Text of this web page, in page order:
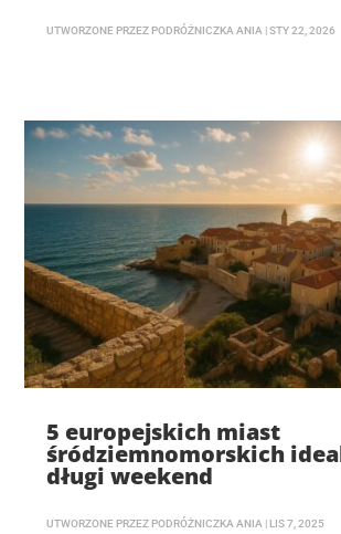
UTWORZONE PRZEZ PODRÓŻNICZKA ANIA |STY 22, 2026
5 europejskich miast
śródziemnomorskich
długi weekend
UTWORZONE PRZEZ PODRÓŻNICZKA ANIA | LIS 7, 2025